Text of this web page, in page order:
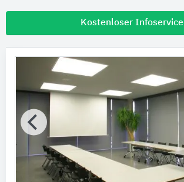
Kostenloser Infoservice